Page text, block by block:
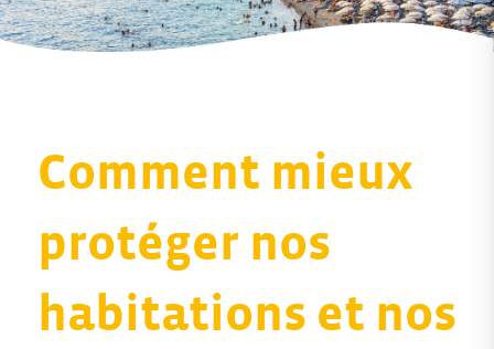
Comment mieux
protéger nos
habitations et nos